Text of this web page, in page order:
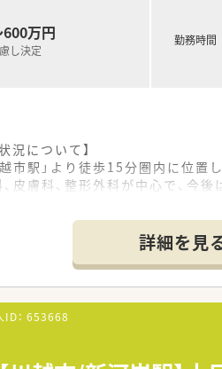
万円
し決定
勤務時間
況について】
市駅」より徒歩15分圏内に位置
皮膚科、整形外科が中心で、今
都内で11店舗の地域密着型調
ドクターとの関係性を基に設立
力を入れており、会社全体で現
年収】
の採用の場合、ご経験やスキル
ションでは、年収550万円～
詳細を見
： 653668